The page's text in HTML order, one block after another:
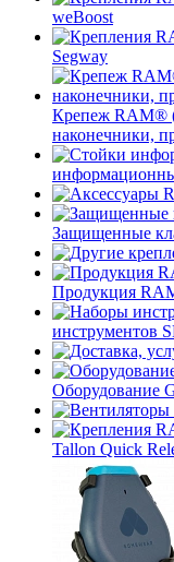
weBoost
Segway
Крепеж RAM®
наконечники,
Защищенные
Продукция
инструментов
Оборудование
Tallon Quick